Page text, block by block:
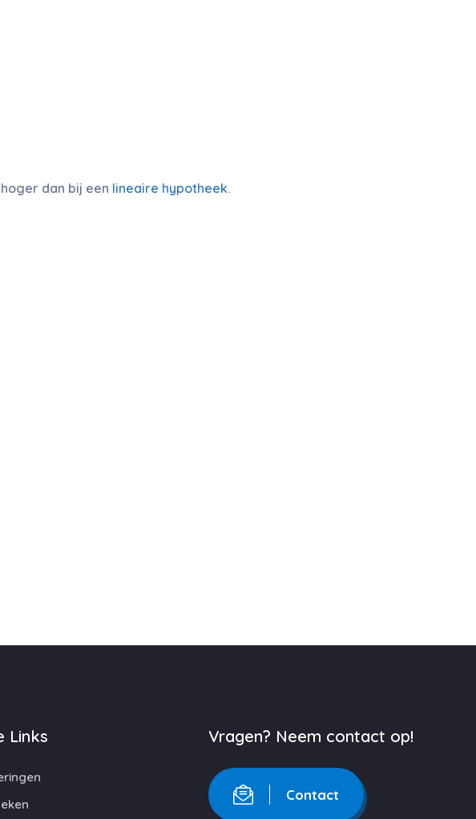
dan bij een lineaire hypotheek.
Links Vragen? Neem contact op!
Contact